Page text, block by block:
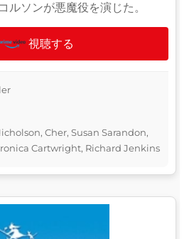
ルソンが悪魔役を演じた。
視聴する
Cher, Susan Sarandon,
Cartwright, Richard Jenkins